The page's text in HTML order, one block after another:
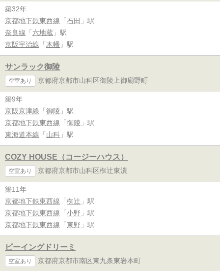
築32年
京都地下鉄東西線 「 石田 」駅
奈良線 「 六地蔵 」駅
京阪宇治線 「 木幡 」駅
サンラック御陵
空室あり 京都府京都市山科区御陵上御廟野町
築9年
京阪京津線 「 御陵 」駅
京都地下鉄東西線 「 御陵 」駅
東海道本線 「 山科 」駅
COZY HOUSE（コージーハウス）
空室あり 京都府京都市山科区椥辻東潰
築11年
京都地下鉄東西線 「 椥辻 」駅
京都地下鉄東西線 「 小野 」駅
京都地下鉄東西線 「 東野 」駅
ビーイングドリーミ
空室あり 京都府京都市南区東九条東岩本町